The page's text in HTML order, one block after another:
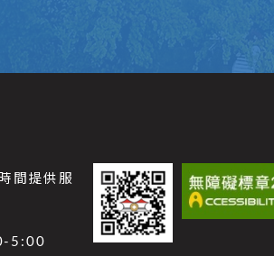
間提供服
5:00